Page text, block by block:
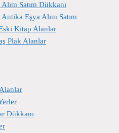
Satım Dükkanı
Eşya Alım Satım
Kitap Alanlar
Plak Alanlar
Dükkanı